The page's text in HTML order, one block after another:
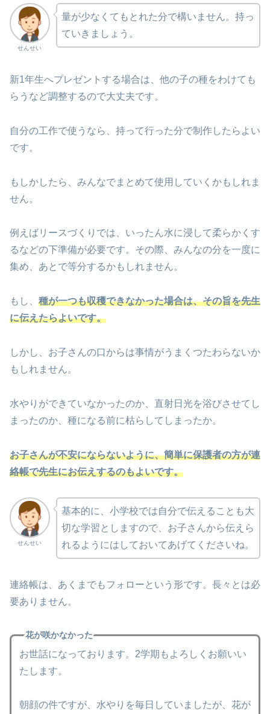
せんせい
量が少なくてもとれた分で構いません。持っ
ていきましょう。
新1年生へプレゼントする場合は、他の子の種をわけても
らうなど調整するので大丈夫です。
自分の工作で使うなら、持って行った分で制作したらよい
です。
もしかしたら、みんなでまとめて使用していくかもしれま
せん。
例えばリースづくりでは、いったん水に浸して柔らかくす
るなどの下準備が必要です。その際、みんなの分を一度に
集め、あとで等分するかもしれません。
もし、 種が一つも収穫できなかった場合は、その旨を先生
に伝えたらよいです。
しかし、お子さんの口からは事情がうまくつたわらないか
もしれません。
水やりができていなかったのか、直射日光を浴びさせてし
まったのか、種になる前に枯らしてしまったか。
お子さんが不安にならないように、簡単に保護者の方が連
絡帳で先生にお伝えするのもよいです。
せんせい
基本的に、小学校では自分で伝えることも大
切な学習としますので、お子さんから伝えら
れるようにはしておいてあげてくださいね。
連絡帳は、あくまでもフォローという形です。長々とは必
要ありません。
花が咲かなかった
お世話になっております。2学期もよろしくお願いい
たします。
朝顔の件ですが、水やりを毎日していましたが、花が